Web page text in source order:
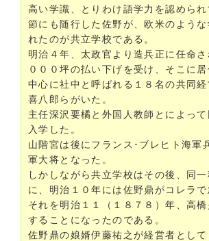
高い学識、とりわけ語学力を認めら
節にも随行した佐野が、欧米のよう
れたのが共立学校である。
明治４年、太政官より造兵正に任命
０００坪の払い下げを受け、そこに
中心に社中と呼ばれる１８名の共同
喜八郎らがいた。
主任深沢要橘と外国人教師とによっ
入学した。
山階宮は後にフランス･ブレヒト海軍
軍大将となった。
しかしながら共立学校はその後、同
に、明治１０年には佐野鼎がコレラ
それを明治１１（１８７８）年、高
することになったのである。
佐野鼎の娘婿伊藤祐之が経営者とし